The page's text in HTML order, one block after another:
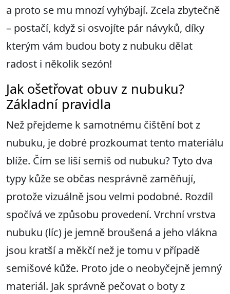
a proto se mu mnozí vyhýbají. Zcela zbytečně
– postačí, když si osvojíte pár návyků, díky
kterým vám budou boty z nubuku dělat
radost i několik sezón!
Jak ošetřovat obuv z nubuku?
Základní pravidla
Než přejdeme k samotnému čištění bot z
nubuku, je dobré prozkoumat tento materiálu
blíže. Čím se liší semiš od nubuku? Tyto dva
typy kůže se občas nesprávně zaměňují,
protože vizuálně jsou velmi podobné. Rozdíl
spočívá ve způsobu provedení. Vrchní vrstva
nubuku (líc) je jemně broušená a jeho vlákna
jsou kratší a měkčí než je tomu v případě
semišové kůže. Proto jde o neobyčejně jemný
materiál. Jak správně pečovat o boty z